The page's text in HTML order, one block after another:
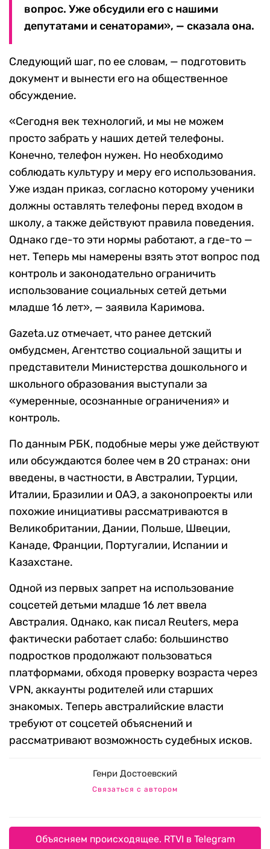
вопрос. Уже обсудили его с нашими
депутатами и сенаторами», — сказала она.
Следующий шаг, по ее словам, — подготовить
документ и вынести его на общественное
обсуждение.
«Сегодня век технологий, и мы не можем
просто забрать у наших детей телефоны.
Конечно, телефон нужен. Но необходимо
соблюдать культуру и меру его использования.
Уже издан приказ, согласно которому ученики
должны оставлять телефоны перед входом в
школу, а также действуют правила поведения.
Однако где-то эти нормы работают, а где-то —
нет. Теперь мы намерены взять этот вопрос под
контроль и законодательно ограничить
использование социальных сетей детьми
младше 16 лет», — заявила Каримова.
Gazeta.uz отмечает, что ранее детский
омбудсмен, Агентство социальной защиты и
представители Министерства дошкольного и
школьного образования выступали за
«умеренные, осознанные ограничения» и
контроль.
По данным РБК, подобные меры уже действуют
или обсуждаются более чем в 20 странах: они
введены, в частности, в Австралии, Турции,
Италии, Бразилии и ОАЭ, а законопроекты или
похожие инициативы рассматриваются в
Великобритании, Дании, Польше, Швеции,
Канаде, Франции, Португалии, Испании и
Казахстане.
Одной из первых запрет на использование
соцсетей детьми младше 16 лет ввела
Австралия. Однако, как писал Reuters, мера
фактически работает слабо: большинство
подростков продолжают пользоваться
платформами, обходя проверку возраста через
VPN, аккаунты родителей или старших
знакомых. Теперь австралийские власти
требуют от соцсетей объяснений и
рассматривают возможность судебных исков.
Генри Достоевский
Связаться с автором
Объясняем происходящее. RTVI в Telegram